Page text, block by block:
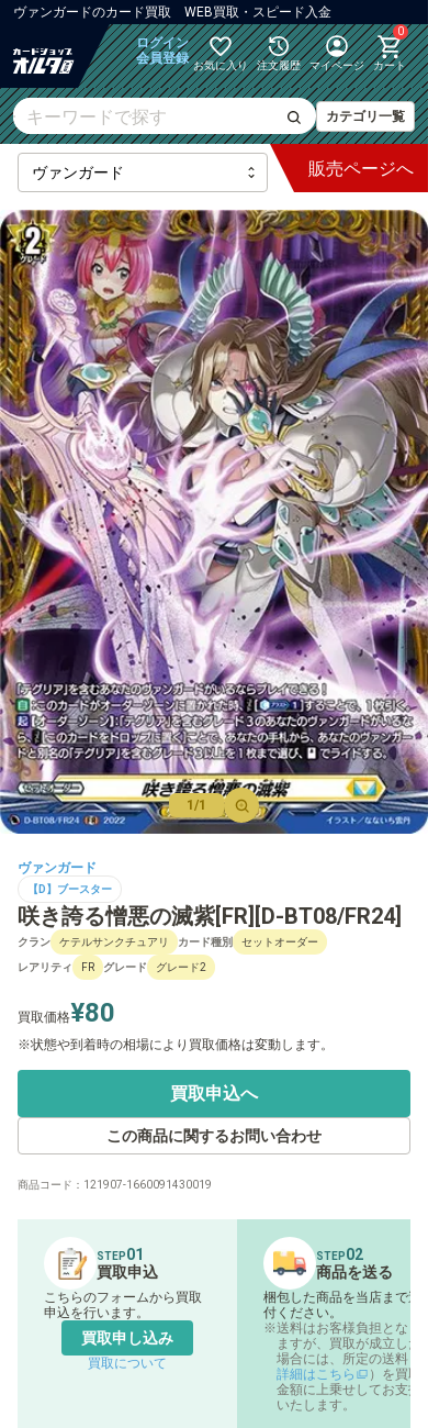
ヴァンガードのカード買取 WEB買取・スピード入金
ログイン
会員登録 お気に入り 注文履歴 マイページ
0
カート
カテゴリ一覧
最新弾
【DZ】ブースター
【DZ】その他ブースター
【DZ】デッキなど
【D】ブースター
【D】その他ブースター
【D】デッキなど
【DPR】PRカード
販売ページへ
1/1
ヴァンガード
【D】ブースター
咲き誇る憎悪の滅紫[FR][D-BT08/FR24]
クラン ケテルサンクチュアリ カード種別 セットオーダー
レアリティ FR グレード グレード2
買取価格¥80
状態や到着時の相場により買取価格は変動します。
買取申込へ
この商品に関するお問い合わせ
商品コード： 121907-1660091430019
STEP01
買取申込
こちらのフォームから買取
申込を行います。
買取申し込み
買取について
STEP02
商品を送る
梱包した商品を当店まで送
付ください。
送料はお客様負担となり
ますが、買取が成立した
場合には、所定の送料（
詳細はこちら
）を買取
金額に上乗せしてお支払
いたします。